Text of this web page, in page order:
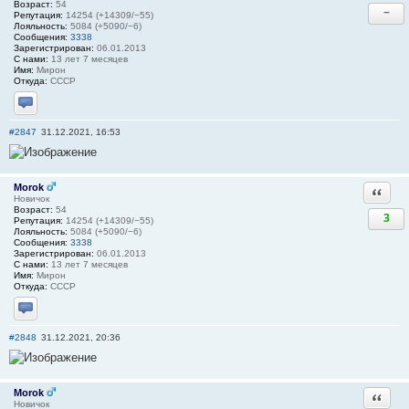
Возраст: 54
Репутация: 14254 (+14309/−55)
Лояльность: 5084 (+5090/−6)
Сообщения: 3338
Зарегистрирован: 06.01.2013
С нами: 13 лет 7 месяцев
Имя: Мирон
Откуда: СССР
Отправить личное сообщение
−
#2847 31.12.2021, 16:53
Morok
Новичок
Возраст: 54
Репутация: 14254 (+14309/−55)
Лояльность: 5084 (+5090/−6)
Сообщения: 3338
Зарегистрирован: 06.01.2013
С нами: 13 лет 7 месяцев
Имя: Мирон
Откуда: СССР
Отправить личное сообщение
3
#2848 31.12.2021, 20:36
Morok
Новичок